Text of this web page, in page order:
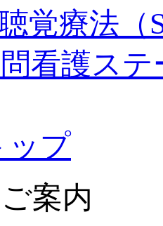
覚療法（
看護ス
ップ
案内